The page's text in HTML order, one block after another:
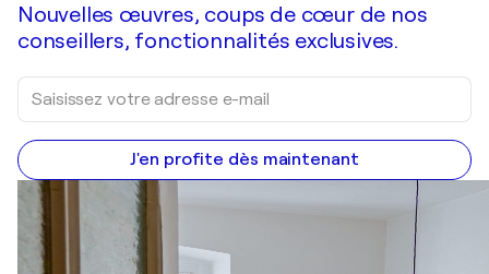
Nouvelles œuvres, coups de cœur de nos
conseillers, fonctionnalités exclusives.
J'en profite dès maintenant